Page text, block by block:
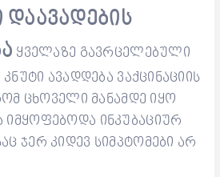
ყველაზე გავრცელებული
ავადდება ვაქცინაციის
ცხოველი მანამდე იყო
ინკუბაციურ
ჯერ კიდევ სიმპტომები არ